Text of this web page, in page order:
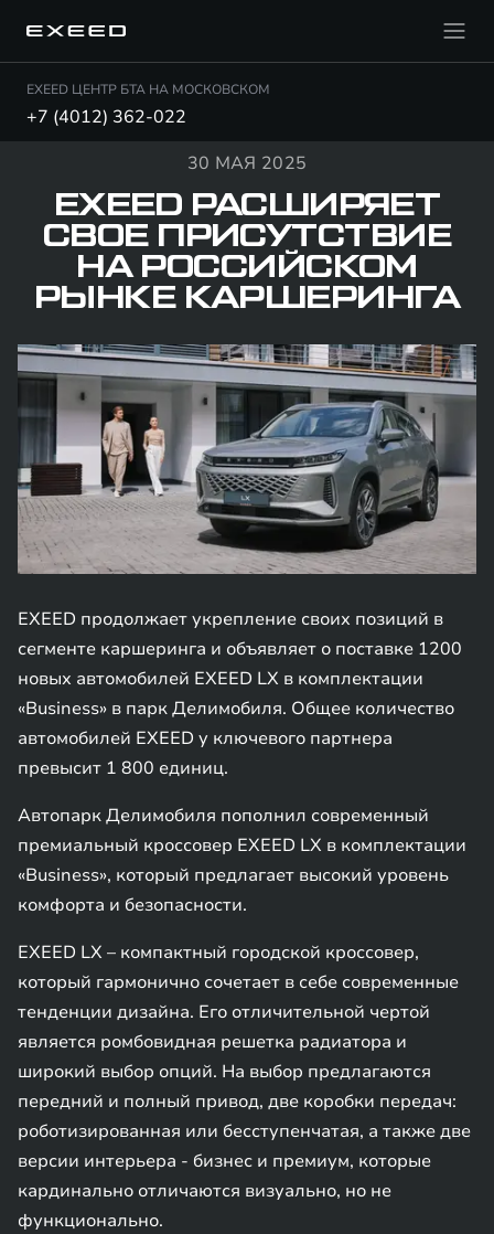
EXEED ЦЕНТР БТА НА МОСКОВСКОМ
+7 (4012) 362-022
30 МАЯ 2025
EXEED РАСШИРЯЕТ
СВОЕ ПРИСУТСТВИЕ
НА РОССИЙСКОМ
РЫНКЕ КАРШЕРИНГА
EXEED продолжает укрепление своих позиций в
сегменте каршеринга и объявляет о поставке 1200
новых автомобилей EXEED LX в комплектации
«Business» в парк Делимобиля. Общее количество
автомобилей EXEED у ключевого партнера
превысит 1 800 единиц.
Автопарк Делимобиля пополнил современный
премиальный кроссовер EXEED LX в комплектации
«Business», который предлагает высокий уровень
комфорта и безопасности.
EXEED LX – компактный городской кроссовер,
который гармонично сочетает в себе современные
тенденции дизайна. Его отличительной чертой
является ромбовидная решетка радиатора и
широкий выбор опций. На выбор предлагаются
передний и полный привод, две коробки передач:
роботизированная или бесступенчатая, а также две
версии интерьера - бизнес и премиум, которые
кардинально отличаются визуально, но не
функционально.